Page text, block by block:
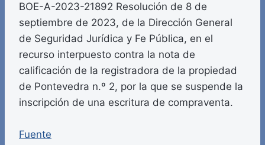
BOE-A-2023-21892 Resolución de 8 de
septiembre de 2023, de la Dirección General
de Seguridad Jurídica y Fe Pública, en el
recurso interpuesto contra la nota de
calificación de la registradora de la propiedad
de Pontevedra n.º 2, por la que se suspende la
inscripción de una escritura de compraventa.
Fuente